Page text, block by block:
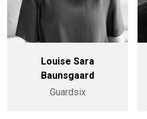
Louise Sara
Baunsgaard
Guardsix